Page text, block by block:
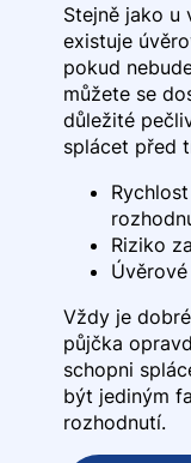
Stejně jako u
existuje
pokud
můžete se
důležité
splácet před
Riziko
Vždy je
půjčka
schopni
být jediným
rozhodnutí.